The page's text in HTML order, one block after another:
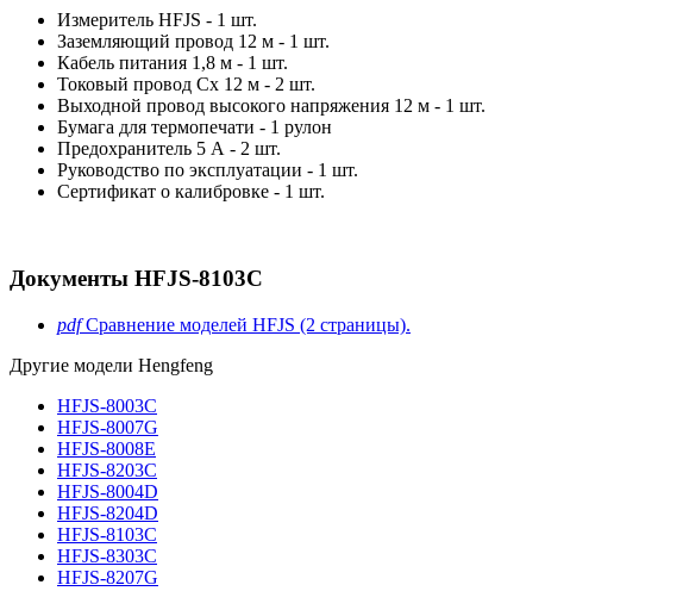
Измеритель HFJS - 1 шт.
Заземляющий провод 12 м - 1 шт.
Кабель питания 1,8 м - 1 шт.
Токовый провод Cx 12 м - 2 шт.
Выходной провод высокого напряжения 12 м - 1 шт.
Бумага для термопечати - 1 рулон
Предохранитель 5 А - 2 шт.
Руководство по эксплуатации - 1 шт.
Сертификат о калибровке - 1 шт.
Документы HFJS-8103C
pdf Сравнение моделей HFJS (2 страницы).
Другие модели Hengfeng
HFJS-8003C
HFJS-8007G
HFJS-8008E
HFJS-8203C
HFJS-8004D
HFJS-8204D
HFJS-8103C
HFJS-8303C
HFJS-8207G